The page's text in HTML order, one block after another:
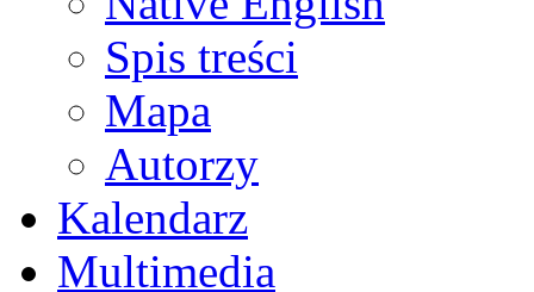
Spis treści
Mapa
Autorzy
Kalendarz
Multimedia